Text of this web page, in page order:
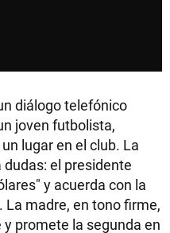
diálogo telefónico
joven futbolista,
lugar en el club. La
el presidente
y acuerda con la
La madre, en tono firme,
promete la segunda en